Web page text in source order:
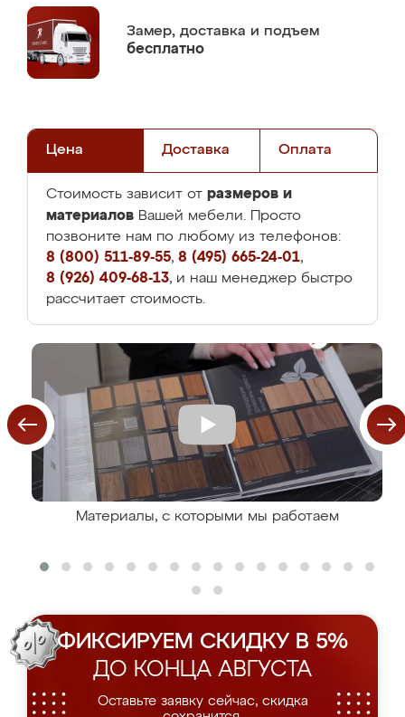
Замер, доставка и подъем
бесплатно
Цена Доставка Оплата
Стоимость зависит от размеров и
материалов Вашей мебели. Просто
позвоните нам по любому из телефонов:
8 (800) 511-89-55, 8 (495) 665-24-01,
8 (926) 409-68-13, и наш менеджер быстро
рассчитает стоимость.
Материалы, с которыми мы работаем
ФИКСИРУЕМ СКИДКУ В 5%
ДО КОНЦА АВГУСТА
Оставьте заявку сейчас, скидка